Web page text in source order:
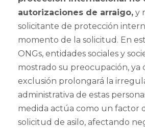
autorizaciones de arraigo, y
solicitante de protección
momento de la solicitud. En
ONGs, entidades sociales y
mostrado su preocupación, ya
exclusión prolongará la
administrativa de estas
medida actúa como un factor
solicitud de asilo, afectando